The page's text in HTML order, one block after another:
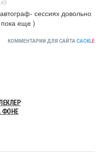
сессиях довольно
пока еще )
КОММЕНТАРИИ ДЛЯ САЙТА CACKLE
ФОНЕ